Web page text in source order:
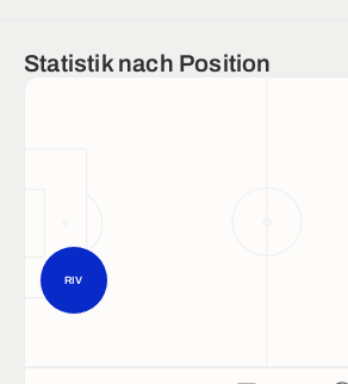
Statistik nach Position
RIV